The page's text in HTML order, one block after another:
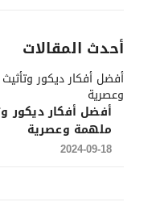
أحدث المقالات
أفضل أفكار ديكور
ملهمة وعصرية
2024-09-18